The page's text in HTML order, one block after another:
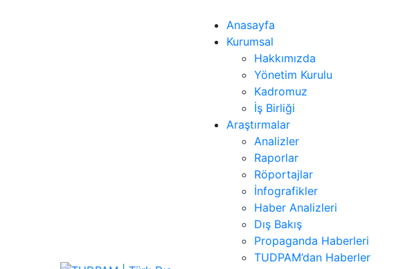
Anasayfa
Kurumsal
Hakkımızda
Yönetim Kurulu
Kadromuz
İş Birliği
Araştırmalar
Analizler
Raporlar
Röportajlar
İnfografikler
Haber Analizleri
Dış Bakış
Propaganda Haberleri
TUDPAM’dan Haberler